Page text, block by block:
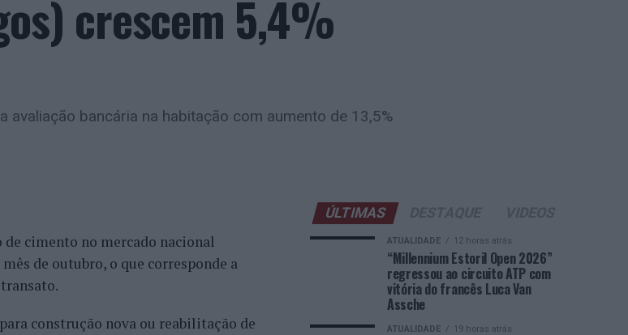
crescem 5,4%
bancária na habitação com aumento de 13,5%
de cimento no mercado nacional
de outubro, o que corresponde a
construção nova ou reabilitação de
ÚLTIMAS
ATUALIDADE 12 horas atrás
“Millennium Estoril Open 2026”
regressou ao circuito ATP com
vitória do francês Luca Van
Assche
ATUALIDADE 19 horas atrás